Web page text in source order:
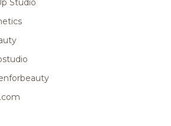
Studio